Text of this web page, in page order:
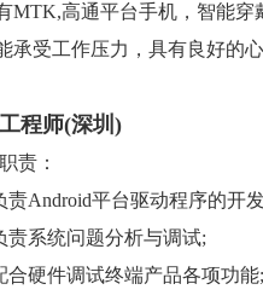
高通平台手机，智能穿
受工作压力，具有良好的心
程师(深圳)
：
平台驱动程序的开
系统问题分析与调试;
硬件调试终端产品各项功能;